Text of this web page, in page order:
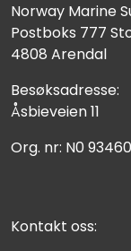
Norway Marine
Postboks 777
4808 Arendal
Besøksadresse:
Åsbieveien 11
Org. nr: N0
Kontakt oss: